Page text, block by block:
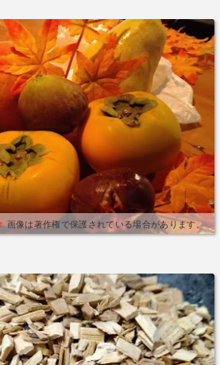
画像は著作権で保護されている場合があります。